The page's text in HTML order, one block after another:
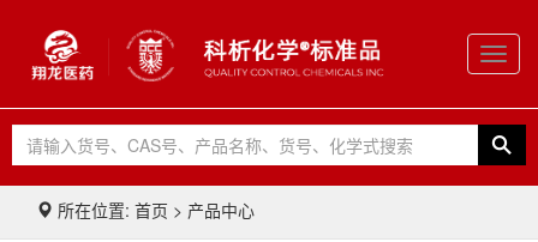
所在位置: 首页 > 产品中心